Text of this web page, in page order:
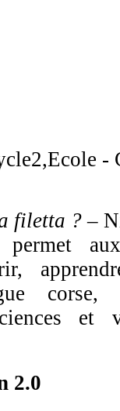
-
filetta ? –
2.0